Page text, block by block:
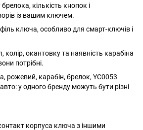
кількість кнопок і
із вашим ключем.
ключа, особливо для смарт-ключів і
колір, окантовку та наявність карабіна
потрібні.
рожевий, карабін, брелок, YC0053
у одного бренду можуть бути різні
корпуса ключа з іншими